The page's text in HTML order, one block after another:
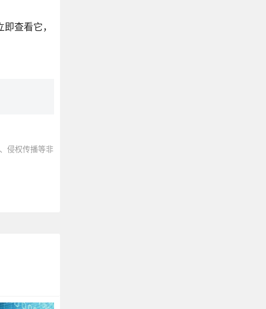
查看它，
侵权传播等非